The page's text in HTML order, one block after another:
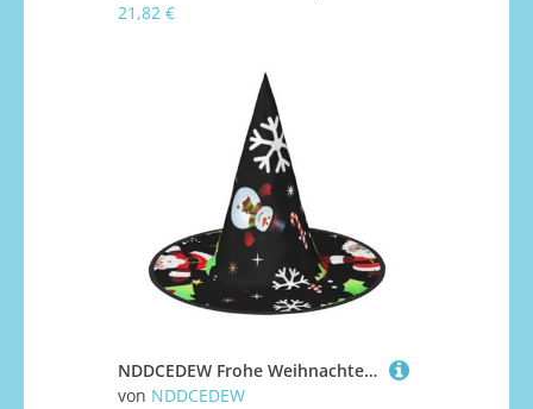
21,82 €
NDDCEDEW Frohe Weihnachten Druck Halloween Hüte Hexe Zauberer Hüte für Festlichkeiten Cosplay
von NDDCEDEW